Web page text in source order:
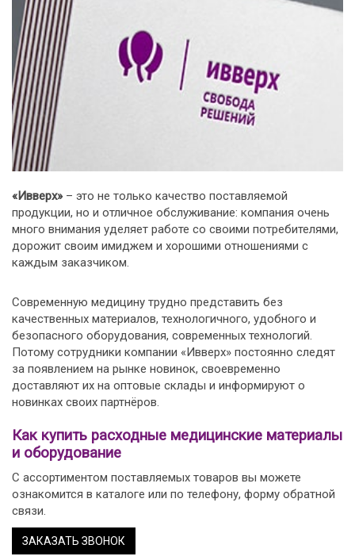
«Ивверх»– это не только качество поставляемой
продукции, но и отличное обслуживание: компания очень
много внимания уделяет работе со своими потребителями,
дорожит своим имиджем и хорошими отношениями с
каждым заказчиком.
Современную медицину трудно представить без
качественных материалов, технологичного, удобного и
безопасного оборудования, современных технологий.
Потому сотрудники компании «Ивверх» постоянно следят
за появлением на рынке новинок, своевременно
доставляют их на оптовые склады и информируют о
новинках своих партнёров.
Как купить расходные медицинские материалы
и оборудование
С ассортиментом поставляемых товаров вы можете
ознакомится в каталоге или по телефону, форму обратной
связи.
ЗАКАЗАТЬ ЗВОНОК